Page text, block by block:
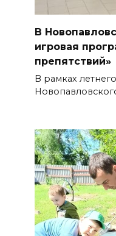
В
игровая
препятствий»
В рамках